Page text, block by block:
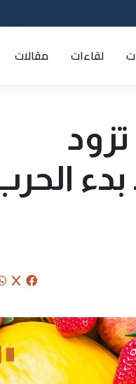
لقاءات مقالات
24 دولة تزود
بدء